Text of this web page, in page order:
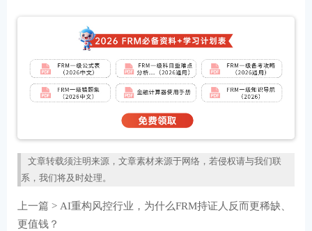
文章转载须注明来源，文章素材来源于网络，若侵权请与我们联
系，我们将及时处理。
上一篇 > AI重构风控行业，为什么FRM持证人反而更稀缺、
更值钱？